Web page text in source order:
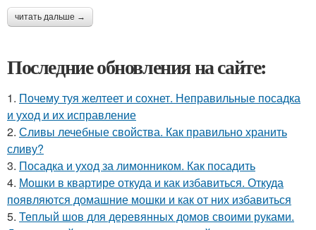
читать дальше →
Последние обновления на сайте:
1. Почему туя желтеет и сохнет. Неправильные посадка
и уход и их исправление
2. Сливы лечебные свойства. Как правильно хранить
сливу?
3. Посадка и уход за лимонником. Как посадить
4. Мошки в квартире откуда и как избавиться. Откуда
появляются домашние мошки и как от них избавиться
5. Теплый шов для деревянных домов своими руками.